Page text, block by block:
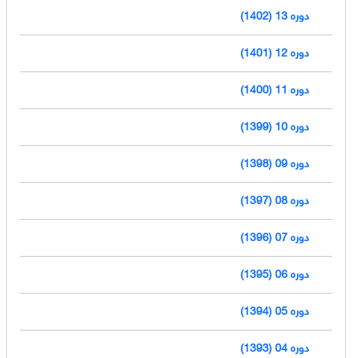
دوره 13 (1402)
دوره 12 (1401)
دوره 11 (1400)
دوره 10 (1399)
دوره 09 (1398)
دوره 08 (1397)
دوره 07 (1396)
دوره 06 (1395)
دوره 05 (1394)
دوره 04 (1393)